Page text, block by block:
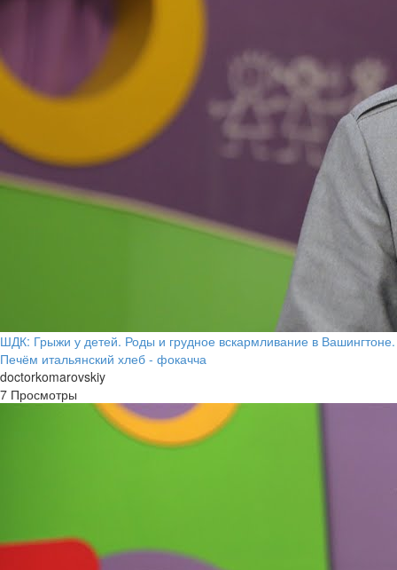
ШДК: Грыжи у детей. Роды и грудное вскармливание в Вашингтоне.
Печём итальянский хлеб - фокачча
doctorkomarovskiy
7 Просмотры